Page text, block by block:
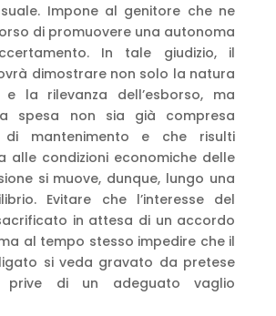
Impone al genitore che ne
di promuovere una autonoma
In tale giudizio, il
dimostrare non solo la natura
e la rilevanza dell’esborso, ma
spesa non sia già compresa
di mantenimento e che risulti
alle condizioni economiche delle
si muove, dunque, lungo una
Evitare che l’interesse del
in attesa di un accordo
al tempo stesso impedire che il
si veda gravato da pretese
prive di un adeguato vaglio